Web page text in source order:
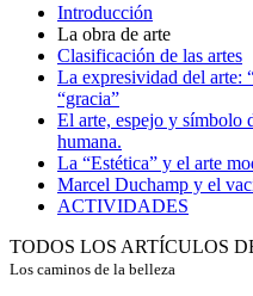
Introducción
La obra de arte
Clasificación de las artes
La expresividad del arte:
“gracia”
El arte, espejo y símbolo
humana.
La “Estética” y el arte
Marcel Duchamp y el
ACTIVIDADES
TODOS LOS ARTÍCULOS
Los caminos de la belleza